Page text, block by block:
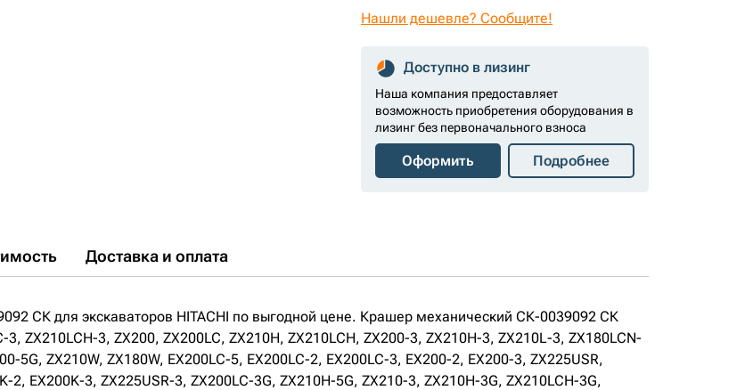
Нашли дешевле? Сообщите!
Доступно в лизинг
Наша компания предоставляет
возможность приобретения оборудования в
лизинг без первоначального взноса
Оформить Подробнее
Доставка и оплата
СК для экскаваторов HITACHI по выгодной цене. Крашер механический СК-0039092 СК
ZX210LCH-3, ZX200, ZX200LC, ZX210H, ZX210LCH, ZX200-3, ZX210H-3, ZX210L-3, ZX180LCN-
5G, ZX210W, ZX180W, EX200LC-5, EX200LC-2, EX200LC-3, EX200-2, EX200-3, ZX225USR,
2, EX200K-3, ZX225USR-3, ZX200LC-3G, ZX210H-5G, ZX210-3, ZX210H-3G, ZX210LCH-3G,